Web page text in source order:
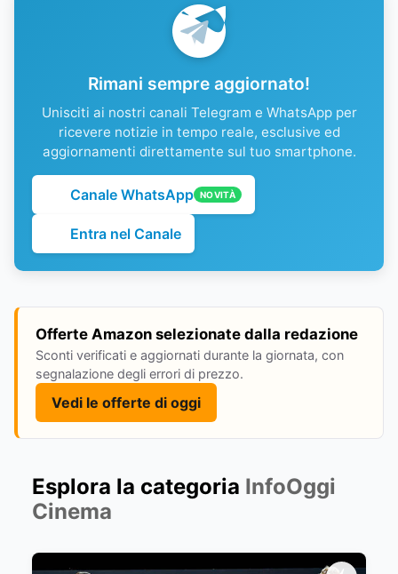
Rimani sempre aggiornato!
Unisciti ai nostri canali Telegram e WhatsApp per
ricevere notizie in tempo reale, esclusive ed
aggiornamenti direttamente sul tuo smartphone.
Canale WhatsApp NOVITÀ
Entra nel Canale
Offerte Amazon selezionate dalla redazione
Sconti verificati e aggiornati durante la giornata, con
segnalazione degli errori di prezzo.
Vedi le offerte di oggi
Esplora la categoria InfoOggi
Cinema